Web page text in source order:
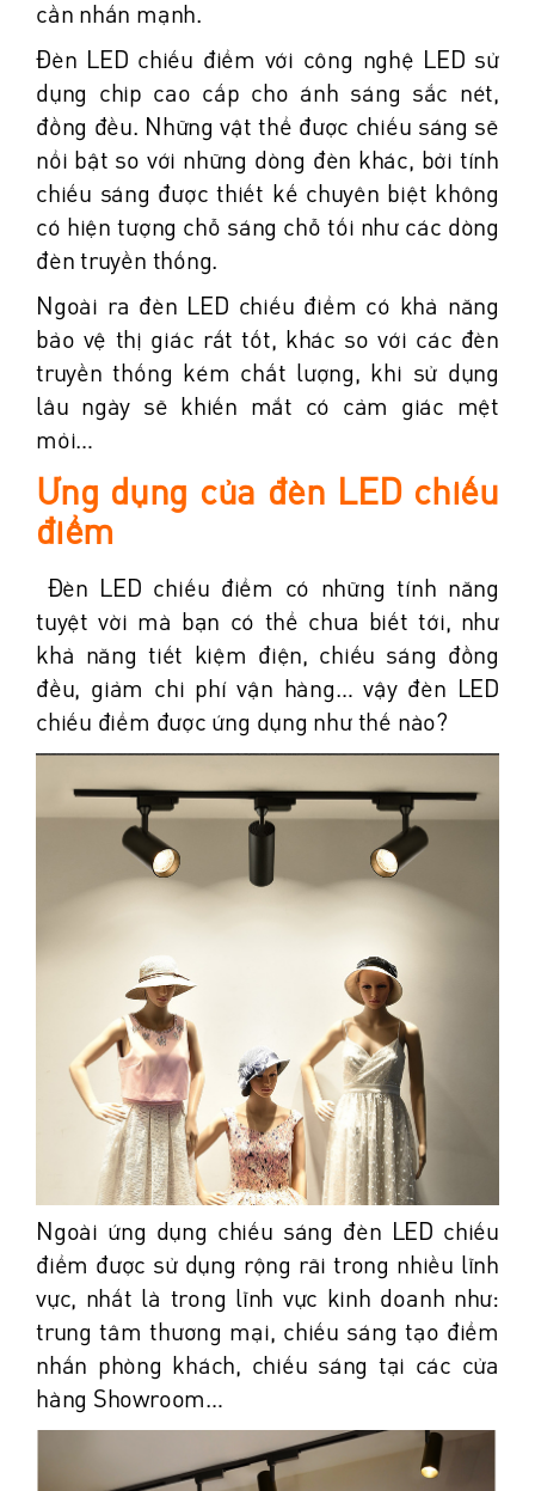
cần nhấn mạnh.
Đèn LED chiếu điểm với công nghệ LED sử
dụng chip cao cấp cho ánh sáng sắc nét,
đồng đều. Những vật thể được chiếu sáng sẽ
nổi bật so với những dòng đèn khác, bởi tính
chiếu sáng được thiết kế chuyên biệt không
có hiện tượng chỗ sáng chỗ tối như các dòng
đèn truyền thống.
Ngoài ra đèn LED chiếu điểm có khả năng
bảo vệ thị giác rất tốt, khác so với các đèn
truyền thống kém chất lượng, khi sử dụng
lâu ngày sẽ khiến mắt có cảm giác mệt
mỏi…
Ứng dụng của đèn LED chiếu
điểm
Đèn LED chiếu điểm có những tính năng
tuyệt vời mà bạn có thể chưa biết tới, như
khả năng tiết kiệm điện, chiếu sáng đồng
đều, giảm chi phí vận hàng… vậy đèn LED
chiếu điểm được ứng dụng như thế nào?
Ngoài ứng dụng chiếu sáng đèn LED chiếu
điểm được sử dụng rộng rãi trong nhiều lĩnh
vực, nhất là trong lĩnh vực kinh doanh như:
trung tâm thương mại, chiếu sáng tạo điểm
nhấn phòng khách, chiếu sáng tại các cửa
hàng Showroom…